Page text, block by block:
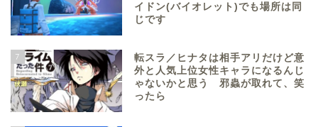
イドン(バイオレット)でも場所は同
じです
7
転スラ／ヒナタは相手アリだけど意
外と人気上位女性キャラになるんじ
ゃないかと思う 邪蟲が取れて、笑
ったら